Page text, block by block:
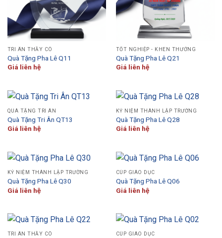
TRI ÂN THẦY CÔ
Quà Tặng Pha Lê Q11
Giá liên hệ
TỐT NGHIỆP - KHEN THƯỞNG
Quà Tặng Pha Lê Q21
Giá liên hệ
QUÀ TẶNG TRI ÂN
Quà Tặng Tri Ân QT13
Giá liên hệ
KỶ NIỆM THÀNH LẬP TRƯỜNG
Quà Tặng Pha Lê Q28
Giá liên hệ
KỶ NIỆM THÀNH LẬP TRƯỜNG
Quà Tặng Pha Lê Q30
Giá liên hệ
CÚP GIÁO DỤC
Quà Tặng Pha Lê Q06
Giá liên hệ
TRI ÂN THẦY CÔ CÚP GIÁO DỤC